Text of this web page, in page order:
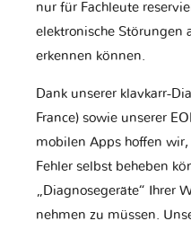
nur für Fachleute
elektronische Störungen
erkennen können.
Dank unserer klavkarr-
France) sowie unserer
mobilen Apps hoffen wir,
Fehler selbst beheben
„Diagnosegeräte“ Ihrer
nehmen zu müssen.